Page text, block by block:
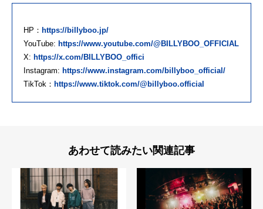
HP： https://billyboo.jp/
YouTube: https://www.youtube.com/@BILLYBOO_OFFICIAL
X: https://x.com/BILLYBOO_offici
Instagram: https://www.instagram.com/billyboo_official/
TikTok： https://www.tiktok.com/@billyboo.official
あわせて読みたい関連記事